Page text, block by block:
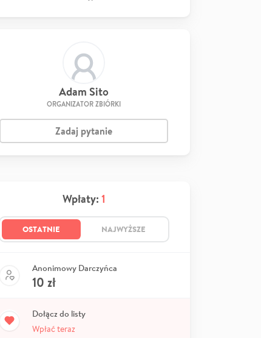
Adam Sito
ORGANIZATOR ZBIÓRKI
Zadaj pytanie
Wpłaty: 1
OSTATNIE NAJWYŻSZE
Anonimowy Darczyńca
10 zł
Dołącz do listy
Wpłać teraz